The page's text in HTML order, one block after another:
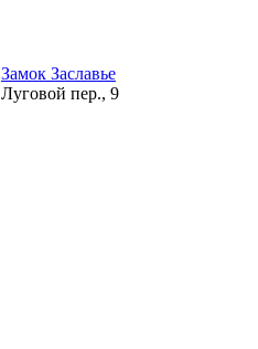
Замок Заславье
Луговой пер., 9